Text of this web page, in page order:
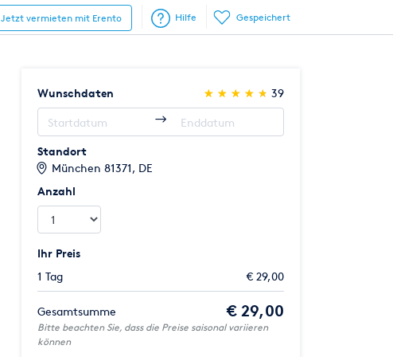
Gespeichert
Jetzt vermieten mit Erento Hilfe
Wunschdaten (*)
★
★
(*) ★
★
(*) ★
★
(*) ★
★
(*) ★
★ 39
Standort
München 81371, DE
Anzahl
Ihr Preis
1 Tag
€ 29,00
Gesamtsumme € 29,00
Bitte beachten Sie, dass die Preise saisonal variieren
können